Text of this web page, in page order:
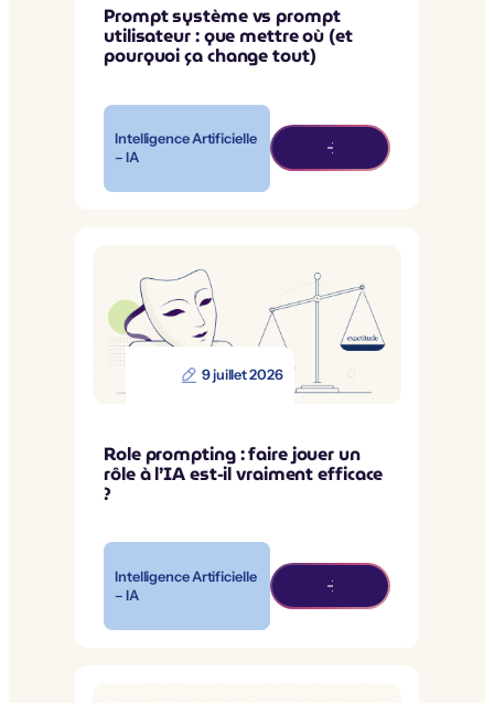
Prompt système vs prompt
utilisateur : que mettre où (et
pourquoi ça change tout)
Intelligence Artificielle
– IA
9 juillet 2026
Role prompting : faire jouer un
rôle à l’IA est-il vraiment efficace
?
Intelligence Artificielle
– IA